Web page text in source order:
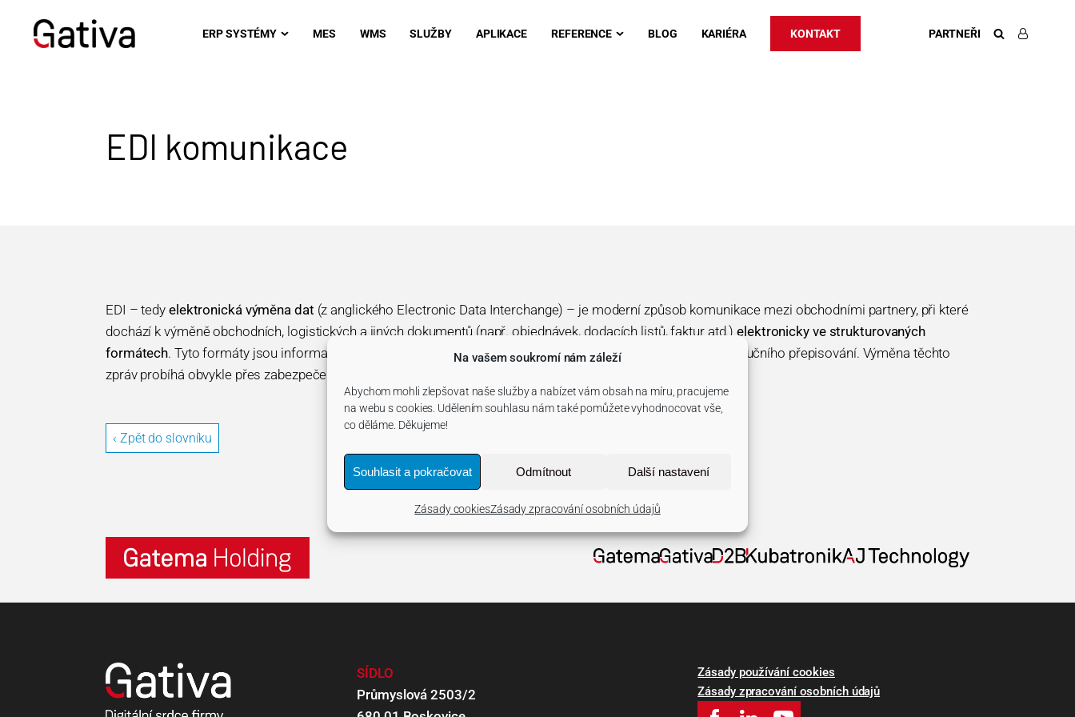
Na vašem soukromí nám záleží
Abychom mohli zlepšovat naše služby a nabízet vám obsah na míru, pracujeme
na webu s cookies. Udělením souhlasu nám také pomůžete vyhodnocovat vše,
co děláme. Děkujeme!
Souhlasit a pokračovat Odmítnout Další nastavení
Zásady cookiesZásady zpracování osobních údajů
ERP SYSTÉMY MES WMS SLUŽBY APLIKACE REFERENCE BLOG KARIÉRA KONTAKT PARTNEŘI
EDI komunikace
EDI – tedy elektronická výměna dat (z anglického Electronic Data Interchange) – je moderní způsob komunikace mezi obchodními partnery, při které
dochází k výměně obchodních, logistických a jiných dokumentů (např. objednávek, dodacích listů, faktur atd.)elektronicky ve strukturovaných
formátech. Tyto formáty jsou informační podnikové systémy (ERP) schopny načíst automaticky bez nutnosti ručního přepisování. Výměna těchto
zpráv probíhá obvykle přes zabezpečené komunikační kanály s vysokou mírou zpětné vazby.
‹ Zpět do slovníku
SÍDLO
Průmyslová 2503/2
Zásady používání cookies
Zásady zpracování osobních údajů